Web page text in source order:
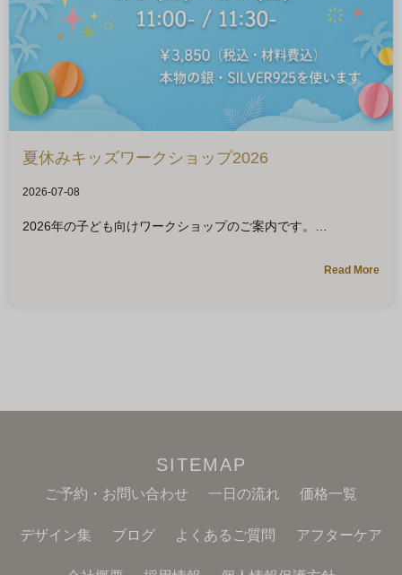
夏休みキッズワークショップ2026
2026-07-08
2026年の子ども向けワークショップのご案内です。
Read More
SITEMAP
ご予約・お問い合わせ 一日の流れ 価格一覧
デザイン集 ブログ よくあるご質問 アフターケア